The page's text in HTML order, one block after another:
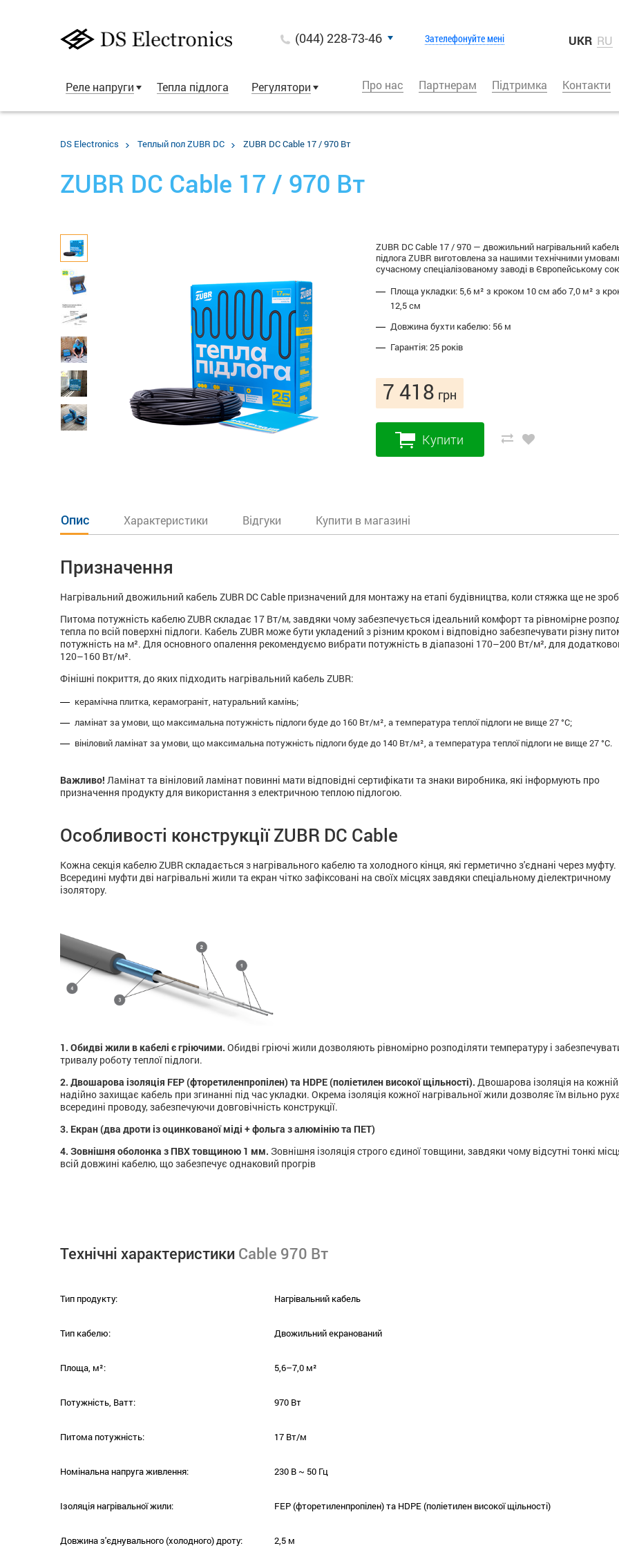
(044) 228-73-46 Зателефонуйте мені UKR RU
Реле напруги Тепла підлога Регулятори Про нас Партнерам Підтримка Контакти
DS Electronics Теплый пол ZUBR DC ZUBR DC Cable 17 / 970 Вт
ZUBR DC Cable 17 / 970 Вт
ZUBR DC Cable 17 / 970 — двожильний нагрівальний
підлога ZUBR виготовлена за нашими технічними
сучасному спеціалізованому заводі в Європейському
Площа укладки: 5,6 м² з кроком 10 см або 7,0 м² з
12,5 см
Довжина бухти кабелю: 56 м
Гарантія: 25 років
7 418 грн
Купити
Опис Характеристики Відгуки Купити в магазині
Призначення
Нагрівальний двожильний кабель ZUBR DC Cable призначений для монтажу на етапі будівництва, коли стяжка ще не
Питома потужність кабелю ZUBR складає 17 Вт/м, завдяки чому забезпечується ідеальний комфорт та рівномірне
тепла по всій поверхні підлоги. Кабель ZUBR може бути укладений з різним кроком і відповідно забезпечувати різну
потужність на м². Для основного опалення рекомендуємо вибрати потужність в діапазоні 170–200 Вт/м², для
120–160 Вт/м².
Фінішні покриття, до яких підходить нагрівальний кабель ZUBR:
керамічна плитка, керамограніт, натуральний камінь;
ламінат за умови, що максимальна потужність підлоги буде до 160 Вт/м², а температура теплої підлоги не вище 27 °C;
вініловий ламінат за умови, що максимальна потужність підлоги буде до 140 Вт/м², а температура теплої підлоги не вище 27 °C.
Важливо! Ламінат та вініловий ламінат повинні мати відповідні сертифікати та знаки виробника, які інформують про
призначення продукту для використання з електричною теплою підлогою.
Особливості конструкції ZUBR DC Cable
Кожна секція кабелю ZUBR складається з нагрівального кабелю та холодного кінця, які герметично з'єднані через муфту.
Всередині муфти дві нагрівальні жили та екран чітко зафіксовані на своїх місцях завдяки спеціальному діелектричному
ізолятору.
1. Обидві жили в кабелі є гріючими. Обидві гріючі жили дозволяють рівномірно розподіляти температуру і
тривалу роботу теплої підлоги.
2. Двошарова ізоляція FEP (фторетиленпропілен) та HDPE (поліетилен високої щільності). Двошарова ізоляція на
надійно захищає кабель при згинанні під час укладки. Окрема ізоляція кожної нагрівальної жили дозволяє їм вільно
всередині проводу, забезпечуючи довговічність конструкції.
3. Екран (два дроти із оцинкованої міді + фольга з алюмінію та ПЕТ)
4. Зовнішня оболонка з ПВХ товщиною 1 мм. Зовнішня ізоляція строго єдиної товщини, завдяки чому відсутні тонкі
всій довжині кабелю, що забезпечує однаковий прогрів
Технічні характеристики Cable 970 Вт
Тип продукту: Нагрівальний кабель
Тип кабелю: Двожильний екранований
Площа, м²: 5,6–7,0 м²
Потужність, Ватт: 970 Вт
Питома потужність: 17 Вт/м
Номінальна напруга живлення: 230 В ~ 50 Гц
Ізоляція нагрівальної жили: FEP (фторетиленпропілен) та HDPE (поліетилен високої щільності)
Довжина з'єднувального (холодного) дроту: 2,5 м